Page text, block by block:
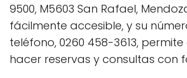
9500, M5603 San Rafael,
fácilmente accesible, y su
teléfono, 0260 458-3613,
hacer reservas y consultas con